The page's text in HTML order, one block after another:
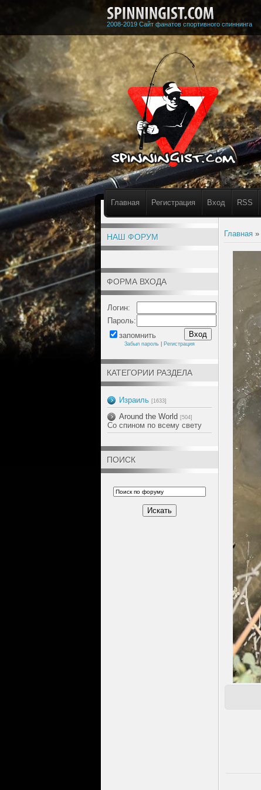
2008-2019 Сайт фанатов спортивного спиннинга
Главная Регистрация Вход RSS
НАШ ФОРУМ
ФОРМА ВХОДА
Логин:
Пароль:
запомнить
Забыл пароль Регистрация
КАТЕГОРИИ РАЗДЕЛА
Израиль [1633]
Around the World [504]
Со спином по всему свету
ПОИСК
Главная »